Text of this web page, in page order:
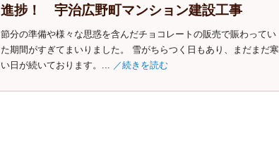
進捗！ 宇治広野町マンション建設工事
節分の準備や様々な思惑を含んだチョコレートの販売で賑わってい
た期間がすぎてまいりました。 雪がちらつく日もあり、まだまだ寒
い日が続いております。... ／続きを読む